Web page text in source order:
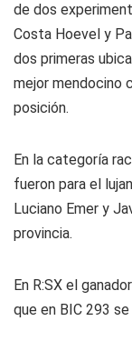
de dos
Costa Hoevel y
dos primeras
mejor mendocino
posición.
En la categoría
fueron para el
Luciano Emer y
provincia.
En R:SX el
que en BIC 293